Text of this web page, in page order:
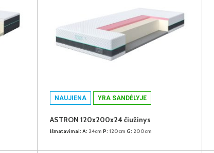
NAUJIENA YRA SANDĖLYJE
ASTRON 120x200x24 čiužinys
Išmatavimai: A: 24cm P: 120cm G: 200cm